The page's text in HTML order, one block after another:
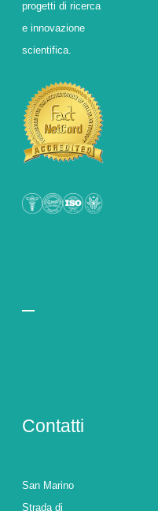
progetti di ricerca
e innovazione
scientifica.
Contatti
San Marino
Strada di